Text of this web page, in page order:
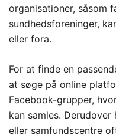
organisationer, såsom
sundhedsforeninger,
eller fora.
For at finde en
at søge på online
Facebook-grupper,
kan samles.
eller samfundscentre